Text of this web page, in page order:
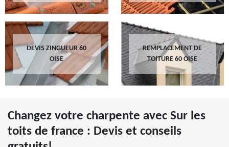
DEVIS ZINGUEUR 60
OISE
REMPLACEMENT DE
TOITURE 60 OISE
Changez votre charpente avec Sur les
toits de france : Devis et conseils